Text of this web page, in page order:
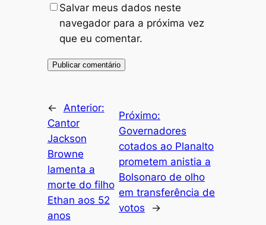
Salvar meus dados neste
navegador para a próxima vez
que eu comentar.
← Anterior:
Cantor
Jackson
Browne
lamenta a
morte do filho
Ethan aos 52
anos
Próximo:
Governadores
cotados ao Planalto
prometem anistia a
Bolsonaro de olho
em transferência de
votos
→